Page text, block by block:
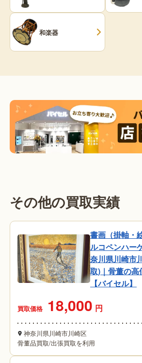
和楽器
その他の買取実績
書画（掛軸・
ルコペンハー
奈川県川崎市
取)｜骨董の高
【バイセル】
買取価格 18,000 円
神奈川県川崎市川崎区
骨董品買取/出張買取を利用